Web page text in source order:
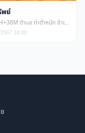
พย์
Q5MH+38M ตำบล ท่าตำหนัก อำเภอนครชัยศรี นครปฐม
18:00